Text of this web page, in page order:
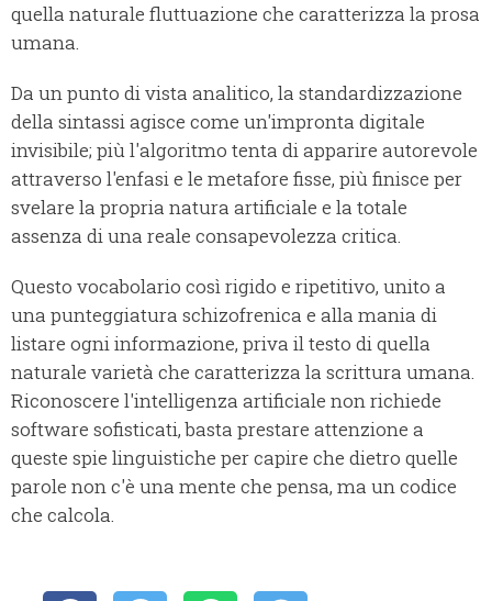
quella naturale fluttuazione che caratterizza la prosa
umana.
Da un punto di vista analitico, la standardizzazione
della sintassi agisce come un'impronta digitale
invisibile; più l'algoritmo tenta di apparire autorevole
attraverso l'enfasi e le metafore fisse, più finisce per
svelare la propria natura artificiale e la totale
assenza di una reale consapevolezza critica.
Questo vocabolario così rigido e ripetitivo, unito a
una punteggiatura schizofrenica e alla mania di
listare ogni informazione, priva il testo di quella
naturale varietà che caratterizza la scrittura umana.
Riconoscere l'intelligenza artificiale non richiede
software sofisticati, basta prestare attenzione a
queste spie linguistiche per capire che dietro quelle
parole non c'è una mente che pensa, ma un codice
che calcola.